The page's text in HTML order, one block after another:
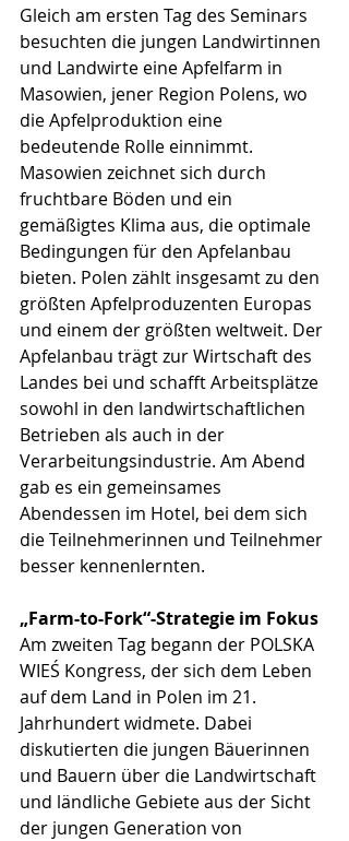
Gleich am ersten Tag des Seminars
besuchten die jungen Landwirtinnen
und Landwirte eine Apfelfarm in
Masowien, jener Region Polens, wo
die Apfelproduktion eine
bedeutende Rolle einnimmt.
Masowien zeichnet sich durch
fruchtbare Böden und ein
gemäßigtes Klima aus, die optimale
Bedingungen für den Apfelanbau
bieten. Polen zählt insgesamt zu den
größten Apfelproduzenten Europas
und einem der größten weltweit. Der
Apfelanbau trägt zur Wirtschaft des
Landes bei und schafft Arbeitsplätze
sowohl in den landwirtschaftlichen
Betrieben als auch in der
Verarbeitungsindustrie. Am Abend
gab es ein gemeinsames
Abendessen im Hotel, bei dem sich
die Teilnehmerinnen und Teilnehmer
besser kennenlernten.
„Farm-to-Fork“-Strategie im Fokus
Am zweiten Tag begann der POLSKA
WIEŚ Kongress, der sich dem Leben
auf dem Land in Polen im 21.
Jahrhundert widmete. Dabei
diskutierten die jungen Bäuerinnen
und Bauern über die Landwirtschaft
und ländliche Gebiete aus der Sicht
der jungen Generation von